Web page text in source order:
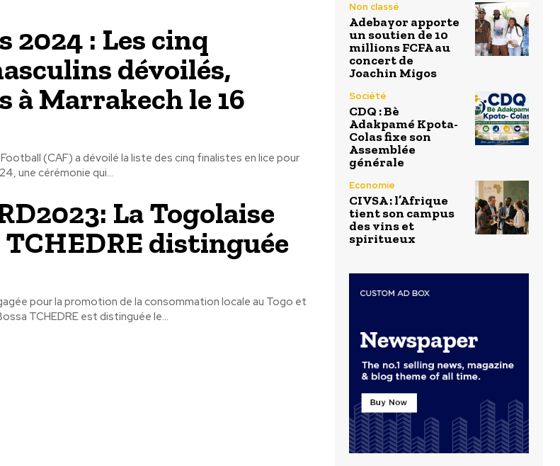
2024 : Les cinq
dévoilés,
à Marrakech le 16
(CAF) a dévoilé la liste des cinq finalistes en lice pour
une cérémonie qui...
La Togolaise
TCHEDRE distinguée
pour la promotion de la consommation locale au Togo et
TCHEDRE est distinguée le...
Non classé
Adebayor apporte
un soutien de 10
millions FCFA au
concert de
Joachin Migos
Société
CDQ : Bè
Adakpamé Kpota-
Colas fixe son
Assemblée
générale
Economie
CIVSA : l’Afrique
tient son campus
des vins et
spiritueux